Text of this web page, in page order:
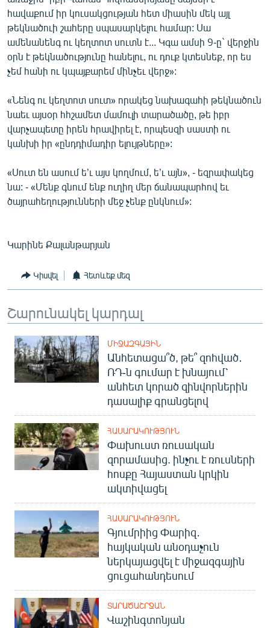
հավաքում իր կուսակցության հետ միասին մեկ այլ
թեկնածուի շահերը սպասարկելու համար: Սա
ամենանենգ ու կեղտոտ սուտն է... Կգա ամսի 9-ը` վերջին
օրն է թեկնածությունը հանելու, ու դուք կտեսնեք, որ ես
չեմ հանի ու կպայքարեմ մինչեւ վերջ»:
«Նենգ ու կեղտոտ սուտ» որակեց նախագահի թեկնածուն
նաեւ այսօր հհշամետ մամուլի տարածածը, թե իբր
վարչապետը իրեն հրավիրել է, որպեսզի սաստի ու
կանխի իր «ընդդիմադիր ելույթները»:
«Սուտ են ասում ե’ւ այս կողմում, ե’ւ այն», - եզրափակեց
նա: - «Մենք գնում ենք ուղիղ մեր ճանապարհով եւ
ծայրահեղությունների մեջ չենք ընկնում»:
Կարինե Քալանթարյան
Կիսվել Հետևեք մեզ
Շարունակել կարդալ
ՄԻՋԱԶԳԱՅԻՆ
Անհետացա՞ծ, թե՞ զոհված․
ՌԴ-ն գումար է խնայում՝
անհետ կորած զինվորներին
դասալիք գրանցելով
ՀԱՍԱՐԱԿՈՒԹՅՈՒՆ
Փախուստ ռուսական
զորամասից. ինչու է ռուսների
հոսքը Հայաստան կրկին
ակտիվացել
ՀԱՍԱՐԱԿՈՒԹՅՈՒՆ
Գյումրիից Փարիզ․
հայկական անօդաչուն
ներկայացվել է միջազգային
ցուցահանդեսում
ՏԱՐԱԾԱՇՐՋԱՆ
Վաշինգտոնյան